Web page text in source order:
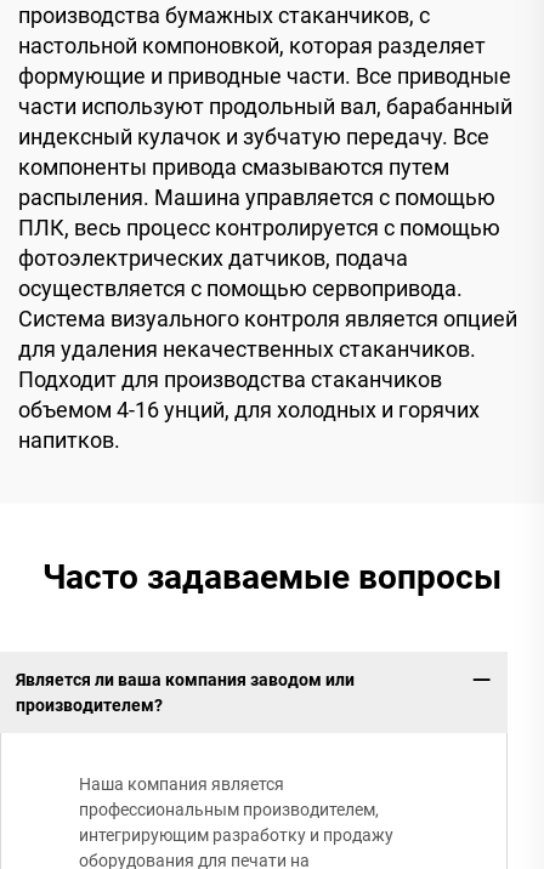
производства бумажных стаканчиков, с
настольной компоновкой, которая разделяет
формующие и приводные части. Все приводные
части используют продольный вал, барабанный
индексный кулачок и зубчатую передачу. Все
компоненты привода смазываются путем
распыления. Машина управляется с помощью
ПЛК, весь процесс контролируется с помощью
фотоэлектрических датчиков, подача
осуществляется с помощью сервопривода.
Система визуального контроля является опцией
для удаления некачественных стаканчиков.
Подходит для производства стаканчиков
объемом 4-16 унций, для холодных и горячих
напитков.
Часто задаваемые вопросы
Является ли ваша компания заводом или
производителем?
Наша компания является
профессиональным производителем,
интегрирующим разработку и продажу
оборудования для печати на